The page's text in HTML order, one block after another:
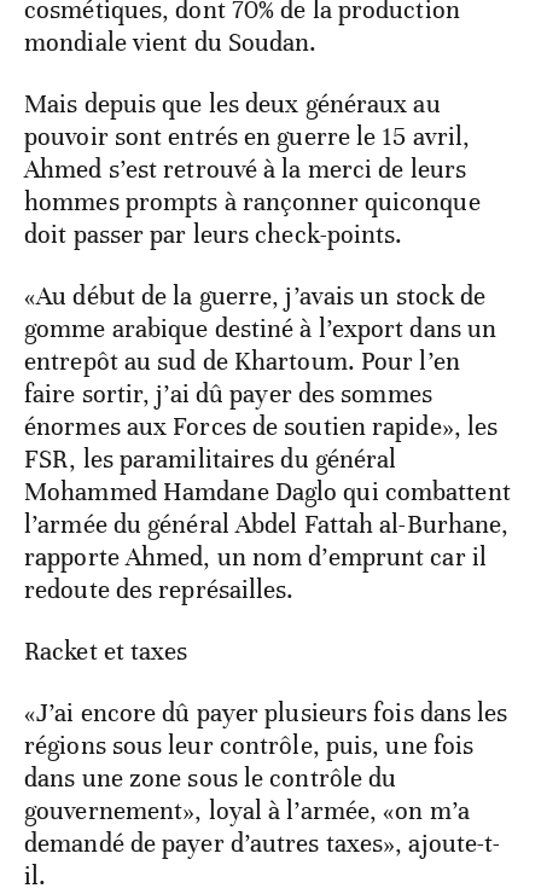
cosmétiques, dont 70% de la production
mondiale vient du Soudan.
Mais depuis que les deux généraux au
pouvoir sont entrés en guerre le 15 avril,
Ahmed s’est retrouvé à la merci de leurs
hommes prompts à rançonner quiconque
doit passer par leurs check-points.
«Au début de la guerre, j’avais un stock de
gomme arabique destiné à l’export dans un
entrepôt au sud de Khartoum. Pour l’en
faire sortir, j’ai dû payer des sommes
énormes aux Forces de soutien rapide», les
FSR, les paramilitaires du général
Mohammed Hamdane Daglo qui combattent
l’armée du général Abdel Fattah al-Burhane,
rapporte Ahmed, un nom d’emprunt car il
redoute des représailles.
Racket et taxes
«J’ai encore dû payer plusieurs fois dans les
régions sous leur contrôle, puis, une fois
dans une zone sous le contrôle du
gouvernement», loyal à l’armée, «on m’a
demandé de payer d’autres taxes», ajoute-t-
il.